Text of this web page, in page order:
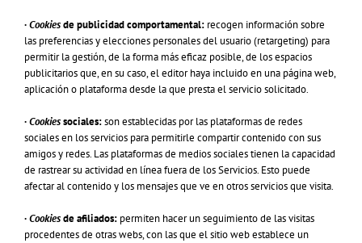
·Cookiesde publicidad comportamental: recogen información sobre
las preferencias y elecciones personales del usuario (retargeting) para
permitir la gestión, de la forma más eficaz posible, de los espacios
publicitarios que, en su caso, el editor haya incluido en una página web,
aplicación o plataforma desde la que presta el servicio solicitado.
·Cookiessociales:son establecidas por las plataformas de redes
sociales en los servicios para permitirle compartir contenido con sus
amigos y redes. Las plataformas de medios sociales tienen la capacidad
de rastrear su actividad en línea fuera de los Servicios. Esto puede
afectar al contenido y los mensajes que ve en otros servicios que visita.
·Cookiesde afiliados: permiten hacer un seguimiento de las visitas
procedentes de otras webs, con las que el sitio web establece un